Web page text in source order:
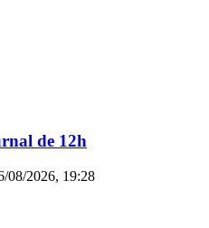
de 12h
08/2026, 19:28